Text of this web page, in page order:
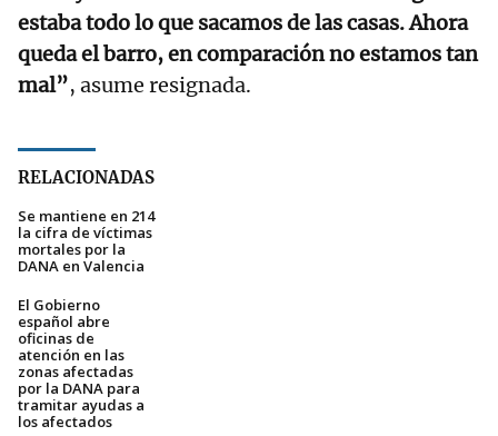
estaba todo lo que sacamos de las casas. Ahora
queda el barro, en comparación no estamos tan
mal”, asume resignada.
RELACIONADAS
Se mantiene en 214
la cifra de víctimas
mortales por la
DANA en Valencia
El Gobierno
español abre
oficinas de
atención en las
zonas afectadas
por la DANA para
tramitar ayudas a
los afectados